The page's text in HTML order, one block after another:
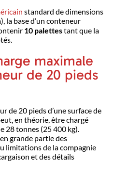
standard de dimensions
la base d’un conteneur
10 palettestant que la
maximale
de 20 pieds
de 20 pieds d’une surface de
en théorie, être chargé
28 tonnes (25 400 kg).
grande partie des
limitations de la compagnie
et des détails